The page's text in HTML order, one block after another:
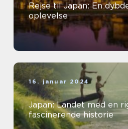
Rejse til Japan: En
oplevelse
16. januar 2024
Japan: Landet med en
fascinerende historie